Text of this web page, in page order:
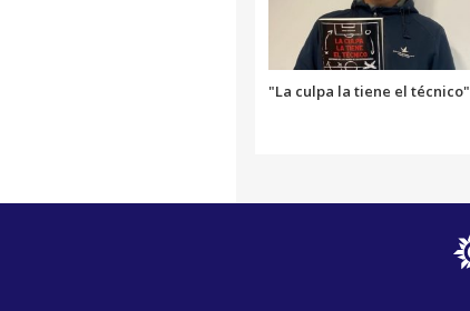
"La culpa la tiene el técnico"